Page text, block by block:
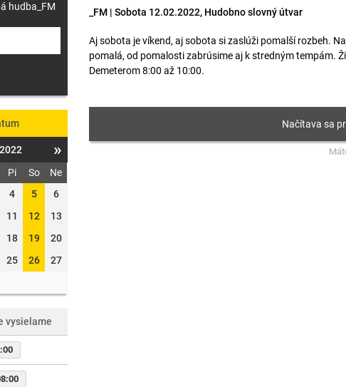
_FM | Sobota 12.02.2022, Hudobno slovný útvar
Aj sobota je víkend, aj sobota si zaslúži pomalší rozbeh.
pomalá, od pomalosti zabrúsime aj k stredným tempám.
Demeterom 8:00 až 10:00.
hudba_FM
»
Pi So
Ne
4 5
6
11 12
13
18 19
20
25 26
27
vysielame